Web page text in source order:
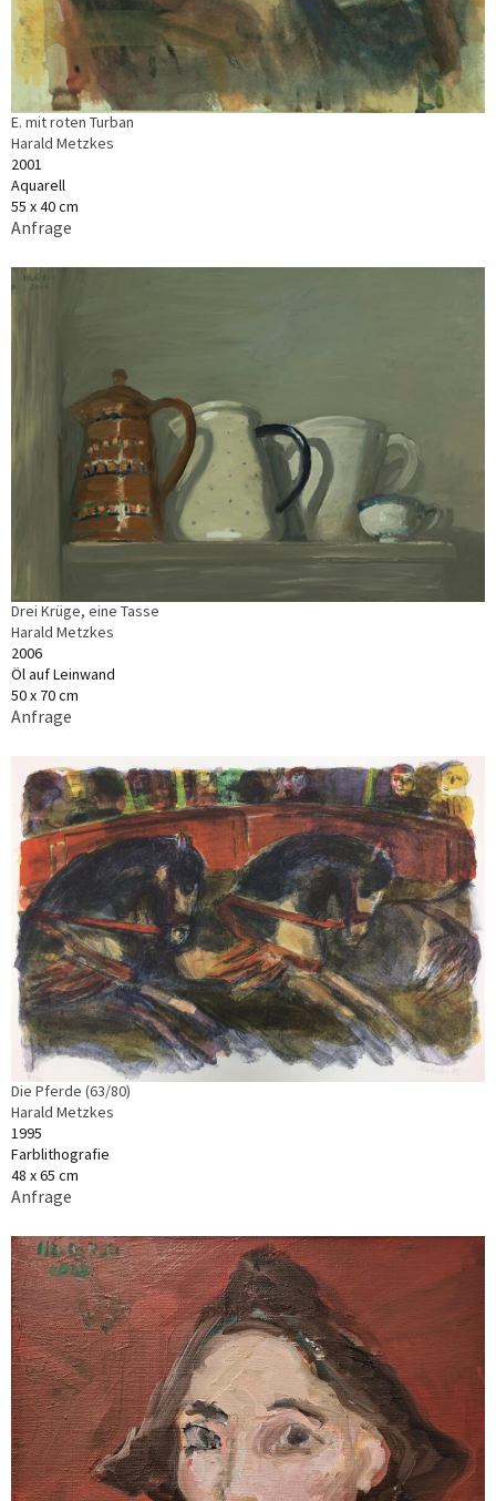
E. mit roten Turban
Harald Metzkes
2001
Aquarell
55 x 40 cm
Anfrage
Drei Krüge, eine Tasse
Harald Metzkes
2006
Öl auf Leinwand
50 x 70 cm
Anfrage
Die Pferde (63/80)
Harald Metzkes
1995
Farblithografie
48 x 65 cm
Anfrage